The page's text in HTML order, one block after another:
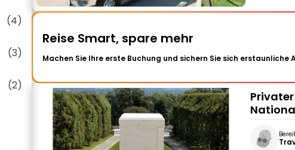
(4)
(3)
(2)
Reise Smart, spare mehr
Machen Sie Ihre erste Buchung und sichern Sie sich